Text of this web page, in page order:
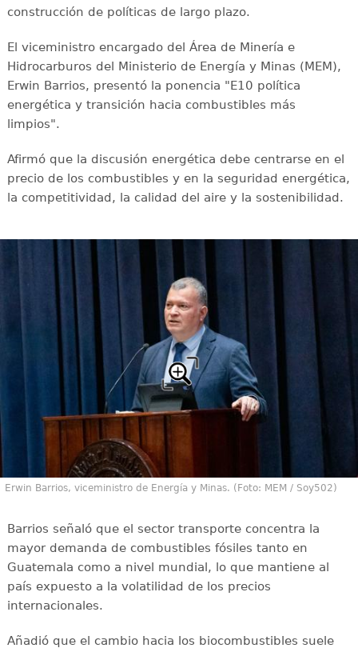
construcción de políticas de largo plazo.
El viceministro encargado del Área de Minería e
Hidrocarburos del Ministerio de Energía y Minas (MEM),
Erwin Barrios, presentó la ponencia "E10 política
energética y transición hacia combustibles más
limpios".
Afirmó que la discusión energética debe centrarse en el
precio de los combustibles y en la seguridad energética,
la competitividad, la calidad del aire y la sostenibilidad.
Erwin Barrios, viceministro de Energía y Minas. (Foto: MEM / Soy502)
Barrios señaló que el sector transporte concentra la
mayor demanda de combustibles fósiles tanto en
Guatemala como a nivel mundial, lo que mantiene al
país expuesto a la volatilidad de los precios
internacionales.
Añadió que el cambio hacia los biocombustibles suele